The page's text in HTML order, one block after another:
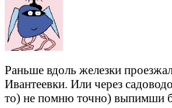
Раньше вдоль железки
Ивантеевки. Или через
то) не помню точно) выпимши